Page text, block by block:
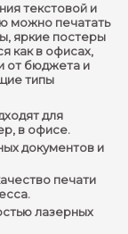
текстовой и
можно печатать
яркие постеры
как в офисах,
от бюджета и
типы
для
в офисе.
документов и
печати
лазерных